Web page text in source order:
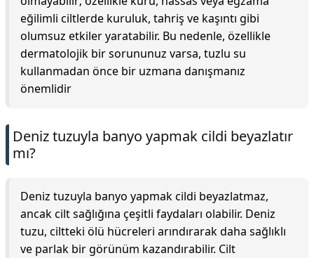
eğilimli ciltlerde kuruluk, tahriş ve kaşıntı gibi
olumsuz etkiler yaratabilir. Bu nedenle, özellikle
dermatolojik bir sorununuz varsa, tuzlu su
kullanmadan önce bir uzmana danışmanız
önemlidir
Deniz tuzuyla banyo yapmak cildi beyazlatır
mı?
Deniz tuzuyla banyo yapmak cildi beyazlatmaz,
ancak cilt sağlığına çeşitli faydaları olabilir. Deniz
tuzu, ciltteki ölü hücreleri arındırarak daha sağlıklı
ve parlak bir görünüm kazandırabilir. Cilt